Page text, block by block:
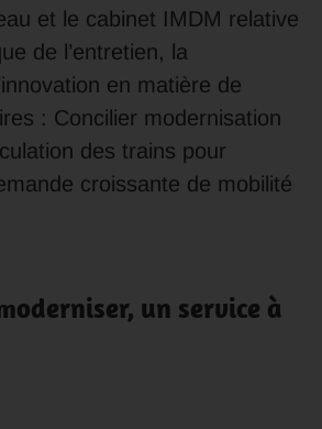
et le cabinet IMDM relative
de l’entretien, la
en matière de
: Concilier modernisation
des trains pour
croissante de mobilité
un service à